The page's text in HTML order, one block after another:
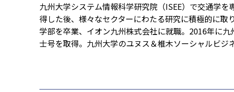
九州大学システム情報科学研究院（ISEE）で交通学
得した後、様々なセクターにわたる研究に積極的に
学部を卒業、イオン九州株式会社に就職。2016年に
士号を取得。九州大学のユヌス＆椎木ソーシャルビジ